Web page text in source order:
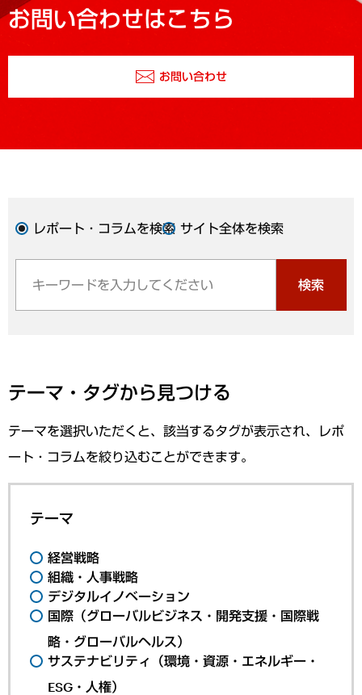
お問い合わせはこちら
お問い合わせ
レポート・コラムを検索 サイト全体を検索
検索
テーマ・タグから見つける
テーマを選択いただくと、該当するタグが表示され、レポ
ート・コラムを絞り込むことができます。
テーマ
経営戦略
組織・人事戦略
デジタルイノベーション
国際（グローバルビジネス・開発支援・国際戦
略・グローバルヘルス）
サステナビリティ（環境・資源・エネルギー・
ESG・人権）